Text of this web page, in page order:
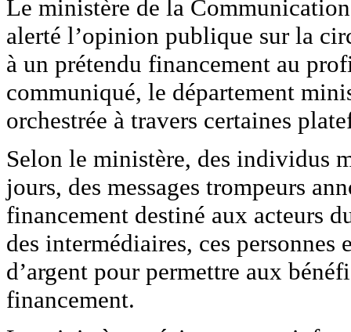
Le ministère de la
alerté l’opinion publique sur la
à un prétendu financement au
communiqué, le département
orchestrée à travers certaines
Selon le ministère, des individus
jours, des messages trompeurs
financement destiné aux acteurs
des intermédiaires, ces
d’argent pour permettre aux
financement.